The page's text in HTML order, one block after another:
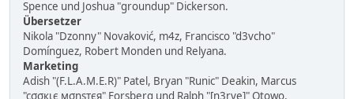
Spence und Joshua "groundup" Dickerson.
Übersetzer
Nikola "Dzonny" Novaković, m4z, Francisco "d3vcho"
Domínguez, Robert Monden und Relyana.
Marketing
Adish "(F.L.A.M.E.R)" Patel, Bryan "Runic" Deakin, Marcus
"cσσкιє мσηѕтєя" Forsberg und Ralph "[n3rve]" Otowo.